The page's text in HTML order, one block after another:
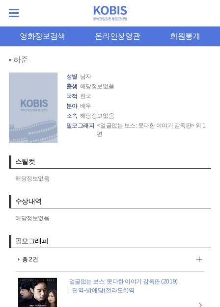
영화정보검색 온라인상영관 회원통계
하준
성별 남자
출생 해당정보없음
국적 한국
분야 배우
소속 해당정보없음
필모그래피 <얼굴없는 보스: 못다한 이야기 감독판> 외 1
편
스틸컷
해당정보없음
수상내역
해당정보없음
필모그래피
총 2건
얼굴없는 보스: 못다한 이야기 감독판 (2019)
: 단역-밝예닮(전라도6)역